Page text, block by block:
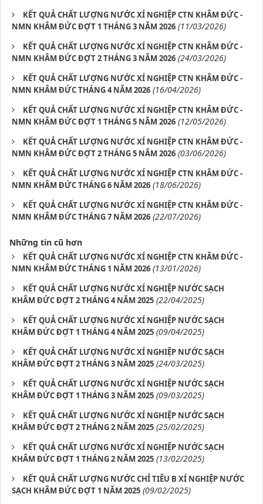
KẾT QUẢ CHẤT LƯỢNG NƯỚC XÍ NGHIỆP CTN KHÂM ĐỨC -
NMN KHÂM ĐỨC ĐỢT 1 THÁNG 3 NĂM 2026 (11/03/2026)
KẾT QUẢ CHẤT LƯỢNG NƯỚC XÍ NGHIỆP CTN KHÂM ĐỨC -
NMN KHÂM ĐỨC ĐỢT 2 THÁNG 3 NĂM 2026 (24/03/2026)
KẾT QUẢ CHẤT LƯỢNG NƯỚC XÍ NGHIỆP CTN KHÂM ĐỨC -
NMN KHÂM ĐỨC THÁNG 4 NĂM 2026 (16/04/2026)
KẾT QUẢ CHẤT LƯỢNG NƯỚC XÍ NGHIỆP CTN KHÂM ĐỨC -
NMN KHÂM ĐỨC ĐỢT 1 THÁNG 5 NĂM 2026 (12/05/2026)
KẾT QUẢ CHẤT LƯỢNG NƯỚC XÍ NGHIỆP CTN KHÂM ĐỨC -
NMN KHÂM ĐỨC ĐỢT 2 THÁNG 5 NĂM 2026 (03/06/2026)
KẾT QUẢ CHẤT LƯỢNG NƯỚC XÍ NGHIỆP CTN KHÂM ĐỨC -
NMN KHÂM ĐỨC THÁNG 6 NĂM 2026 (18/06/2026)
KẾT QUẢ CHẤT LƯỢNG NƯỚC XÍ NGHIỆP CTN KHÂM ĐỨC -
NMN KHÂM ĐỨC THÁNG 7 NĂM 2026 (22/07/2026)
Những tin cũ hơn
KẾT QUẢ CHẤT LƯỢNG NƯỚC XÍ NGHIỆP CTN KHÂM ĐỨC -
NMN KHÂM ĐỨC THÁNG 1 NĂM 2026 (13/01/2026)
KẾT QUẢ CHẤT LƯỢNG NƯỚC XÍ NGHIỆP NƯỚC SẠCH
KHÂM ĐỨC ĐỢT 2 THÁNG 4 NĂM 2025 (22/04/2025)
KẾT QUẢ CHẤT LƯỢNG NƯỚC XÍ NGHIỆP NƯỚC SẠCH
KHÂM ĐỨC ĐỢT 1 THÁNG 4 NĂM 2025 (09/04/2025)
KẾT QUẢ CHẤT LƯỢNG NƯỚC XÍ NGHIỆP NƯỚC SẠCH
KHÂM ĐỨC ĐỢT 2 THÁNG 3 NĂM 2025 (24/03/2025)
KẾT QUẢ CHẤT LƯỢNG NƯỚC XÍ NGHIỆP NƯỚC SẠCH
KHÂM ĐỨC ĐỢT 1 THÁNG 3 NĂM 2025 (09/03/2025)
KẾT QUẢ CHẤT LƯỢNG NƯỚC XÍ NGHIỆP NƯỚC SẠCH
KHÂM ĐỨC ĐỢT 2 THÁNG 2 NĂM 2025 (25/02/2025)
KẾT QUẢ CHẤT LƯỢNG NƯỚC XÍ NGHIỆP NƯỚC SẠCH
KHÂM ĐỨC ĐỢT 1 THÁNG 2 NĂM 2025 (13/02/2025)
KẾT QUẢ CHẤT LƯỢNG NƯỚC CHỈ TIÊU B XÍ NGHIỆP NƯỚC
SẠCH KHÂM ĐỨC ĐỢT 1 NĂM 2025 (09/02/2025)